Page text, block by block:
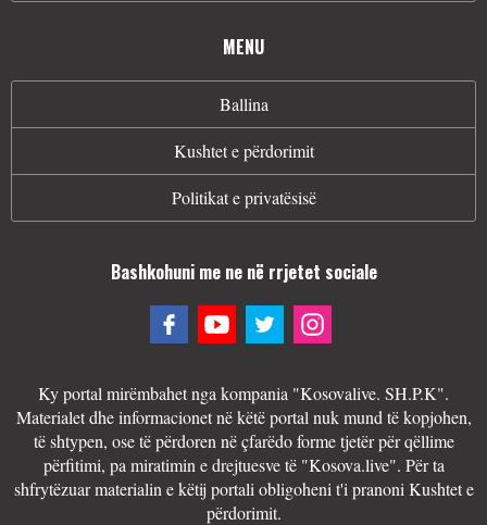
MENU
Ballina
Kushtet e përdorimit
Politikat e privatësisë
Bashkohuni me ne në rrjetet sociale
Ky portal mirëmbahet nga kompania "Kosovalive. SH.P.K".
Materialet dhe informacionet në këtë portal nuk mund të kopjohen,
të shtypen, ose të përdoren në çfarëdo forme tjetër për qëllime
përfitimi, pa miratimin e drejtuesve të "Kosova.live". Për ta
shfrytëzuar materialin e këtij portali obligoheni t'i pranoni Kushtet e
përdorimit.